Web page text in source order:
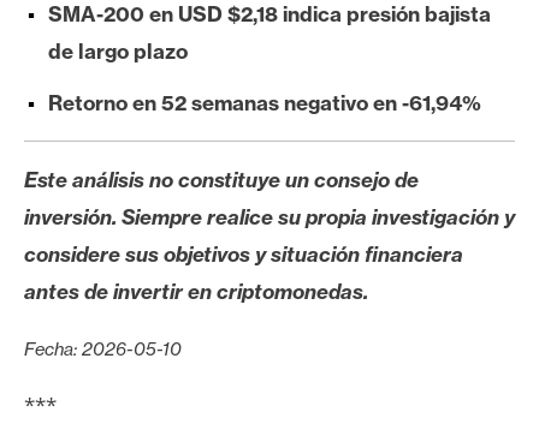
I
A
á
l
i
s
s
SMA-200 en USD $2,18 indica presión bajista
de largo plazo
Retorno en 52 semanas negativo en -61,94%
Este análisis no constituye un consejo de
inversión. Siempre realice su propia investigación y
considere sus objetivos y situación financiera
antes de invertir en criptomonedas.
Fecha: 2026-05-10
***